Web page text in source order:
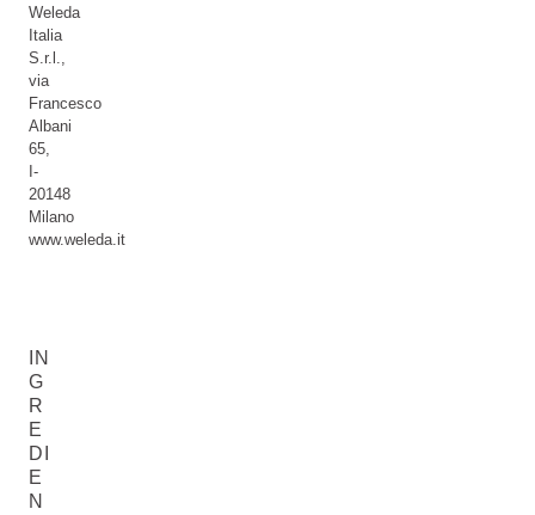
Weleda
Italia
S.r.l.,
via
Francesco
Albani
65,
I-
20148
Milano
www.weleda.it
IN
G
R
E
DI
E
N